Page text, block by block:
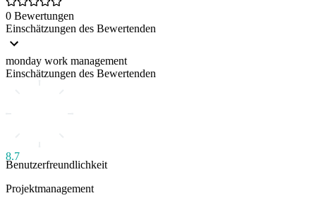
0 Bewertungen
Einschätzungen des Bewertenden
monday work management
Einschätzungen des Bewertenden
8.7
Benutzerfreundlichkeit
Projektmanagement